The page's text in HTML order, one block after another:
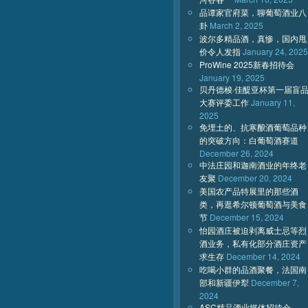
品谭家官府菜，聊葡萄酒业八
卦 March 2, 2025
波尔多精品酒，真惨，国内甩
价令人发指January 24, 2025
ProWine 2025新春招待会
January 19, 2025
贝丹德梭·佳醍亚杯第一届盲品
大赛评委工作January 11,
2025
免埋土的、抗寒酿酒葡萄品种
的突破方向：白葡萄酒赛道
December 26, 2024
中法庄园和迦南酒业的年终老
友聚 December 20, 2024
美国农产品特展里的那些酒
类，再逛希尔顿葡萄酒与美食
节 December 15, 2024
怡园酒庄被迫剥离威士忌等烈
酒业务，私有化部分酒庄资产
求生存 December 14, 2024
吃喝小群的品酒聚餐，法国南
部和新疆伊犁 December 7,
2024